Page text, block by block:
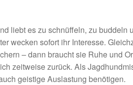
liebt es zu schnüffeln, zu buddeln
wecken sofort ihr Interesse.
– dann braucht sie Ruhe und
zeitweise zurück. Als
geistige Auslastung benötigen.